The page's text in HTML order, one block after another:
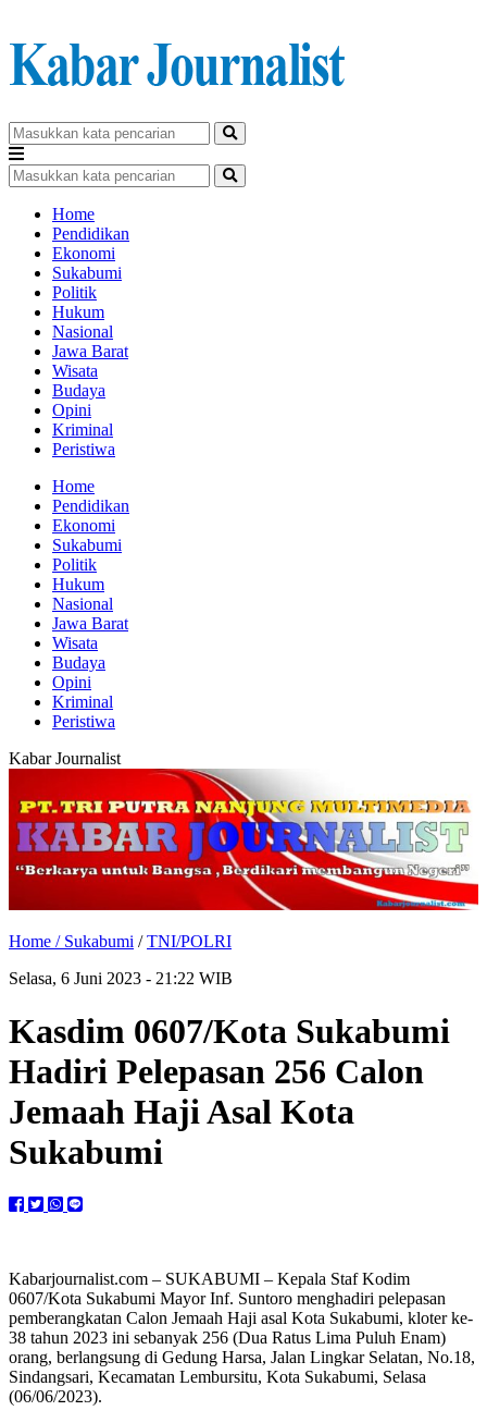
Home
Pendidikan
Ekonomi
Sukabumi
Politik
Hukum
Nasional
Jawa Barat
Wisata
Budaya
Opini
Kriminal
Peristiwa
Home
Pendidikan
Ekonomi
Sukabumi
Politik
Hukum
Nasional
Jawa Barat
Wisata
Budaya
Opini
Kriminal
Peristiwa
Kabar Journalist
Home / Sukabumi /TNI/POLRI
Selasa, 6 Juni 2023 - 21:22 WIB
Kasdim 0607/Kota Sukabumi
Hadiri Pelepasan 256 Calon
Jemaah Haji Asal Kota
Sukabumi
Kabarjournalist.com – SUKABUMI – Kepala Staf Kodim
0607/Kota Sukabumi Mayor Inf. Suntoro menghadiri pelepasan
pemberangkatan Calon Jemaah Haji asal Kota Sukabumi, kloter ke-
38 tahun 2023 ini sebanyak 256 (Dua Ratus Lima Puluh Enam)
orang, berlangsung di Gedung Harsa, Jalan Lingkar Selatan, No.18,
Sindangsari, Kecamatan Lembursitu, Kota Sukabumi, Selasa
(06/06/2023).